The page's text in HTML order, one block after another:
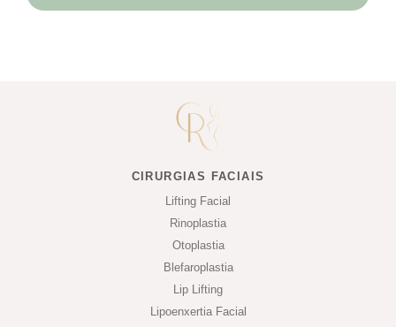
CIRURGIAS FACIAIS
Lifting Facial
Rinoplastia
Otoplastia
Blefaroplastia
Lip Lifting
Lipoenxertia Facial